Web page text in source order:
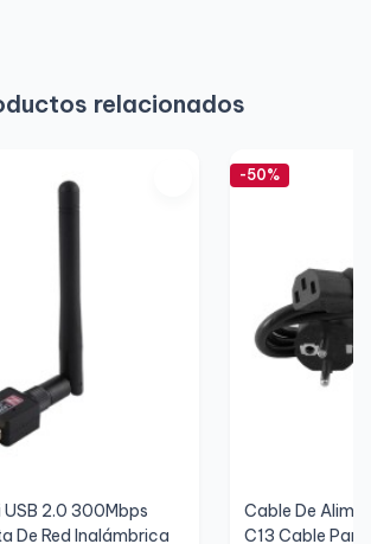
relacionados
2.0 300Mbps
De Red Inalámbrica
-50%
Cable De
C13 Cable